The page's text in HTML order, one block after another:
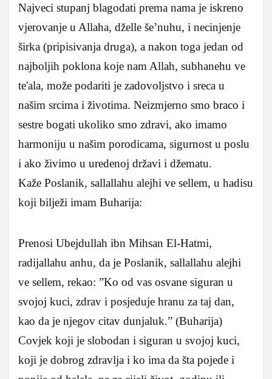
Najveci stupanj blagodati prema nama je iskreno
vjerovanje u Allaha, dželle še’nuhu, i necinjenje
širka (pripisivanja druga), a nakon toga jedan od
najboljih poklona koje nam Allah, subhanehu ve
te'ala, može podariti je zadovoljstvo i sreca u
našim srcima i životima. Neizmjerno smo braco i
sestre bogati ukoliko smo zdravi, ako imamo
harmoniju u našim porodicama, sigurnost u poslu
i ako živimo u uredenoj državi i džematu.
Kaže Poslanik, sallallahu alejhi ve sellem, u hadisu
koji bilježi imam Buharija:
Prenosi Ubejdullah ibn Mihsan El-Hatmi,
radijallahu anhu, da je Poslanik, sallallahu alejhi
ve sellem, rekao: ”Ko od vas osvane siguran u
svojoj kuci, zdrav i posjeduje hranu za taj dan,
kao da je njegov citav dunjaluk.” (Buharija)
Covjek koji je slobodan i siguran u svojoj kuci,
koji je dobrog zdravlja i ko ima da šta pojede i